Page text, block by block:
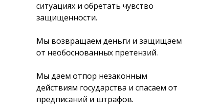
ситуациях и обретать чувство
защищенности.
Мы возвращаем деньги и защищаем
от необоснованных претензий.
Мы даем отпор незаконным
действиям государства и спасаем от
предписаний и штрафов.